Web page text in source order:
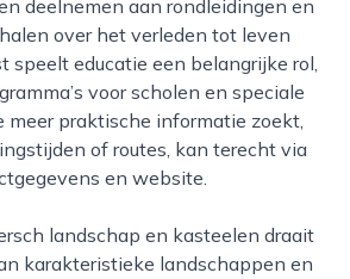
deelnemen aan rondleidingen en
over het verleden tot leven
speelt educatie een belangrijke rol,
voor scholen en speciale
meer praktische informatie zoekt,
of routes, kan terecht via
en website.
karakteristieke landschappen en